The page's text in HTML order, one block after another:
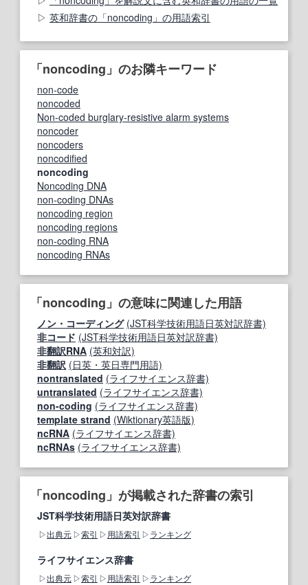
英和辞書の「noncoding」の用語索引
「noncoding」のお隣キーワード
non‐code
noncoded
Non-coded burglary-resistive alarm systems
noncoder
noncoders
noncodified
noncoding
Noncoding DNA
non-coding DNAs
noncoding region
noncoding regions
non-coding RNA
noncoding RNAs
「noncoding」の意味に関連した用語
ノン・コーディング (JST科学技術用語日英対訳辞書)
非コード (JST科学技術用語日英対訳辞書)
非翻訳RNA (英和対訳)
非翻訳 (日英・英日専門用語)
nontranslated (ライフサイエンス辞書)
untranslated (ライフサイエンス辞書)
non-coding (ライフサイエンス辞書)
template strand (Wiktionary英語版)
ncRNA (ライフサイエンス辞書)
ncRNAs (ライフサイエンス辞書)
「noncoding」が掲載された辞書の索引
JST科学技術用語日英対訳辞書
出典元 索引 用語索引 ランキング
ライフサイエンス辞書
出典元 索引 用語索引 ランキング